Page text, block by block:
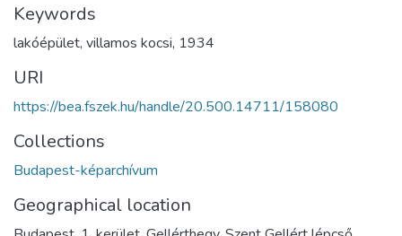
Keywords
lakóépület, villamos kocsi, 1934
URI
https://bea.fszek.hu/handle/20.500.14711/158080
Collections
Budapest-képarchívum
Geographical location